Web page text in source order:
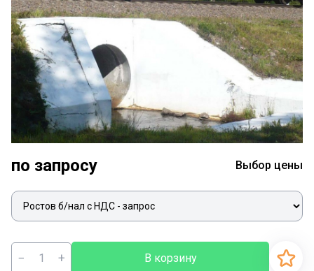
по запросу Выбор цены
− + В корзину